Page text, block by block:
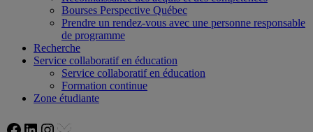
Bourses Perspective Québec
Prendre un rendez-vous avec une personne responsable
de programme
Recherche
Service collaboratif en éducation
Service collaboratif en éducation
Formation continue
Zone étudiante